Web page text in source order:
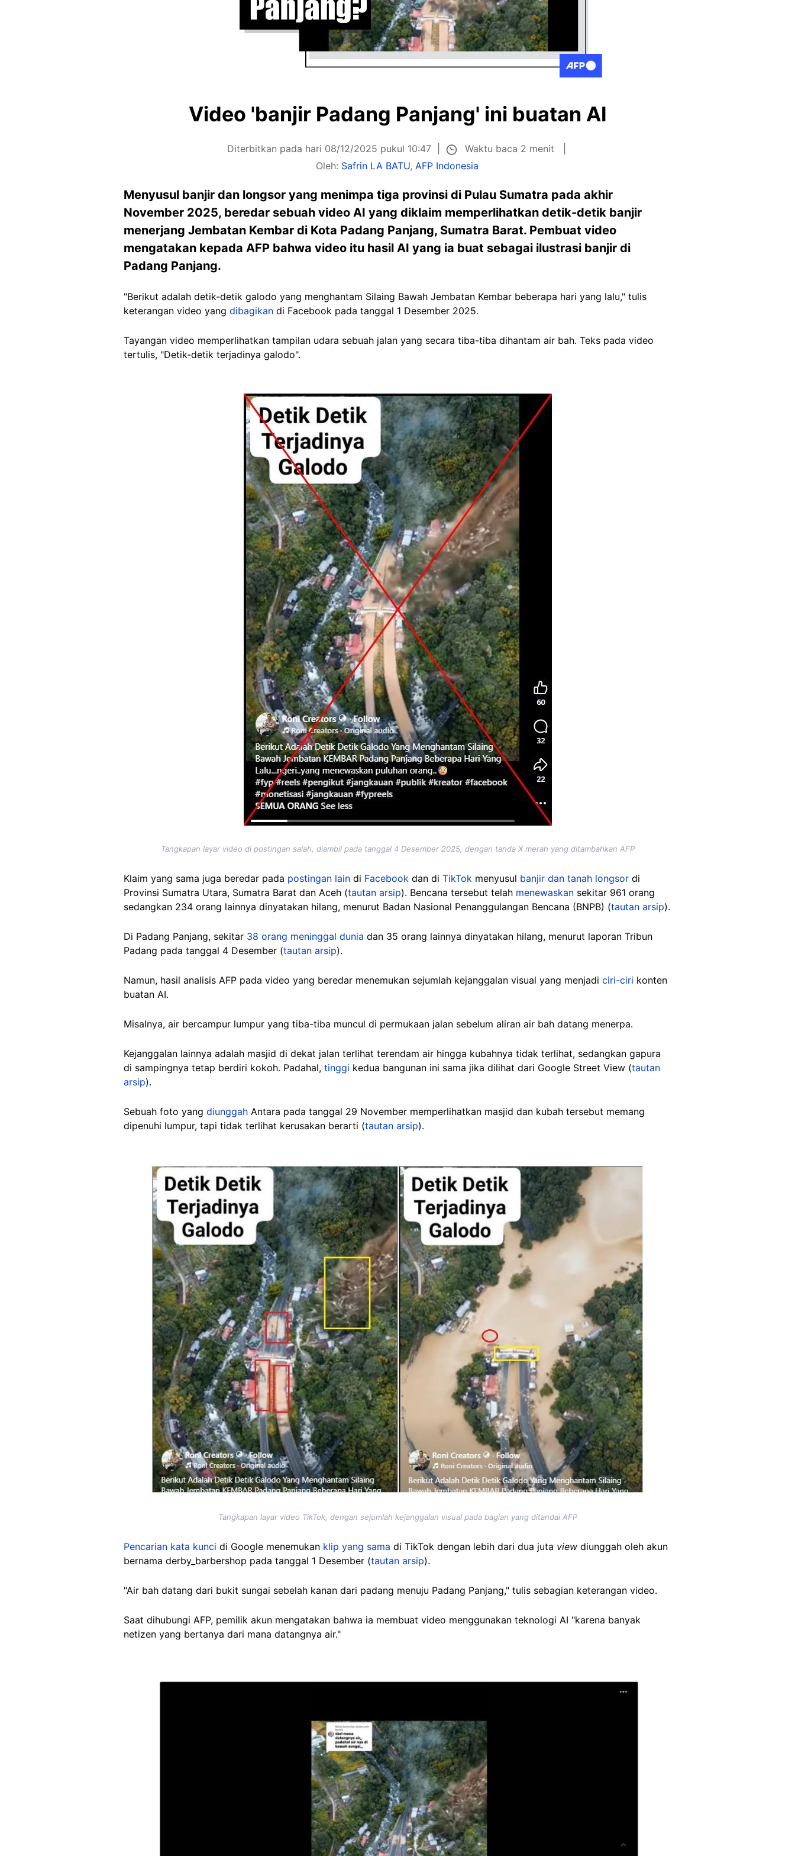
Video 'banjir Padang Panjang' ini buatan AI
Diterbitkan pada hari 08/12/2025 pukul 10:47
Waktu baca 2 menit
Oleh: Safrin LA BATU, AFP Indonesia
Menyusul banjir dan longsor yang menimpa tiga provinsi di Pulau Sumatra pada akhir
November 2025, beredar sebuah video AI yang diklaim memperlihatkan detik-detik banjir
menerjang Jembatan Kembar di Kota Padang Panjang, Sumatra Barat. Pembuat video
mengatakan kepada AFP bahwa video itu hasil AI yang ia buat sebagai ilustrasi banjir di
Padang Panjang.
"Berikut adalah detik-detik galodo yang menghantam Silaing Bawah Jembatan Kembar beberapa hari yang lalu," tulis
keterangan video yang dibagikan di Facebook pada tanggal 1 Desember 2025.
Tayangan video memperlihatkan tampilan udara sebuah jalan yang secara tiba-tiba dihantam air bah. Teks pada video
tertulis, "Detik-detik terjadinya galodo".
Tangkapan layar video di postingan salah, diambil pada tanggal 4 Desember 2025, dengan tanda X merah yang ditambahkan AFP
Klaim yang sama juga beredar pada postingan lain di Facebook dan di TikTok menyusul banjir dan tanah longsor di
Provinsi Sumatra Utara, Sumatra Barat dan Aceh (tautan arsip). Bencana tersebut telah menewaskan sekitar 961 orang
sedangkan 234 orang lainnya dinyatakan hilang, menurut Badan Nasional Penanggulangan Bencana (BNPB) (tautan arsip).
Di Padang Panjang, sekitar 38 orang meninggal dunia dan 35 orang lainnya dinyatakan hilang, menurut laporan Tribun
Padang pada tanggal 4 Desember (tautan arsip).
Namun, hasil analisis AFP pada video yang beredar menemukan sejumlah kejanggalan visual yang menjadi ciri-ciri konten
buatan AI.
Misalnya, air bercampur lumpur yang tiba-tiba muncul di permukaan jalan sebelum aliran air bah datang menerpa.
Kejanggalan lainnya adalah masjid di dekat jalan terlihat terendam air hingga kubahnya tidak terlihat, sedangkan gapura
di sampingnya tetap berdiri kokoh. Padahal, tinggi kedua bangunan ini sama jika dilihat dari Google Street View (tautan
arsip).
Sebuah foto yang diunggah Antara pada tanggal 29 November memperlihatkan masjid dan kubah tersebut memang
dipenuhi lumpur, tapi tidak terlihat kerusakan berarti (tautan arsip).
Tangkapan layar video TikTok, dengan sejumlah kejanggalan visual pada bagian yang ditandai AFP
Pencarian kata kunci di Google menemukan klip yang sama di TikTok dengan lebih dari dua juta view diunggah oleh akun
bernama derby_barbershop pada tanggal 1 Desember (tautan arsip).
"Air bah datang dari bukit sungai sebelah kanan dari padang menuju Padang Panjang," tulis sebagian keterangan video.
Saat dihubungi AFP, pemilik akun mengatakan bahwa ia membuat video menggunakan teknologi AI "karena banyak
netizen yang bertanya dari mana datangnya air."